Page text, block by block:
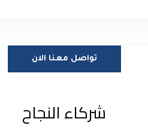
تواصل معنا الان
شركاء النجاح